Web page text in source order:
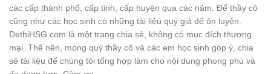
các cấp thành phố, cấp tỉnh, cấp huyện qua các năm. Để thầy cô
cũng như các học sinh có những tài liệu quý giá để ôn luyện.
DethiHSG.com là một trang chia sẻ, không có mục đích thương
mại. Thế nên, mong quý thầy cô và các em học sinh góp ý, chia
sẻ tài liệu để chúng tôi tổng hợp làm cho nội dung phong phú và